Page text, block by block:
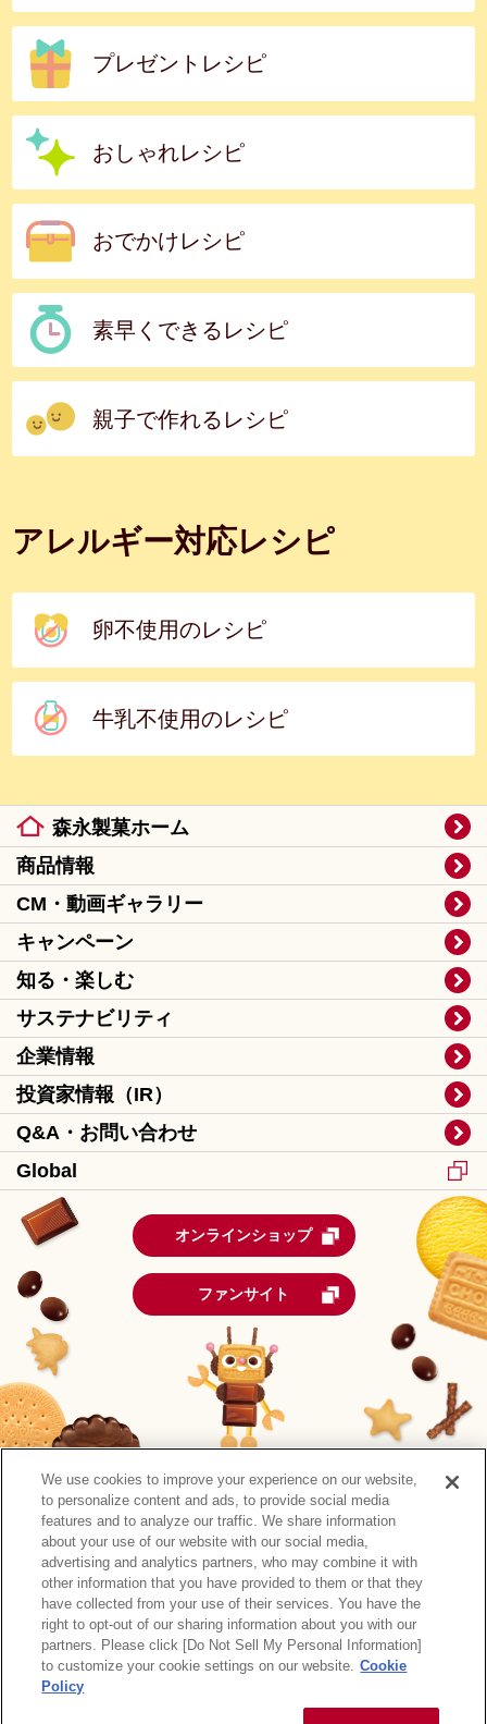
プレゼントレシピ
おしゃれレシピ
おでかけレシピ
素早くできるレシピ
親子で作れるレシピ
アレルギー対応レシピ
卵不使用のレシピ
牛乳不使用のレシピ
森永製菓ホーム
商品情報
CM・動画ギャラリー
キャンペーン
知る・楽しむ
サステナビリティ
企業情報
投資家情報（IR）
Q&A・お問い合わせ
Global
オンラインショップ
ファンサイト
森永製菓公式アカウント一覧
サイトマップ RSSの配信について
プライバシーポリシー
ウェブアクセシビリティ
ご利用規約 リンク
We use cookies to improve your experience on our website,
to personalize content and ads, to provide social media
features and to analyze our traffic. We share information
about your use of our website with our social media,
advertising and analytics partners, who may combine it with
other information that you have provided to them or that they
have collected from your use of their services. You have the
right to opt-out of our sharing information about you with our
partners. Please click [Do Not Sell My Personal Information]
to customize your cookie settings on our website. Cookie
Policy